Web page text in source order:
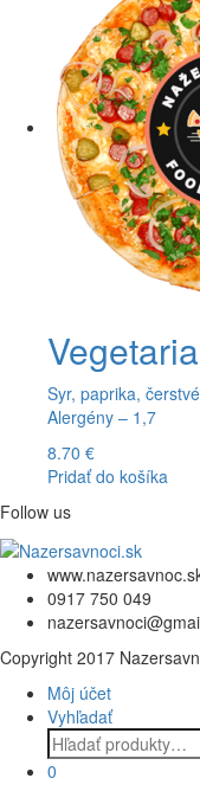
Syr, paprika,
Alergény – 1,7
8.70 €
Pridať do košíka
Follow us
0917 750 049
Copyright 2017
Môj účet
Vyhľadať
Hľadať:
0